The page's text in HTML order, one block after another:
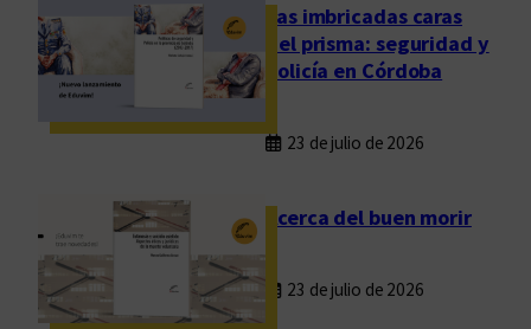
Las imbricadas caras
del prisma: seguridad y
policía en Córdoba
23 de julio de 2026
Acerca del buen morir
23 de julio de 2026